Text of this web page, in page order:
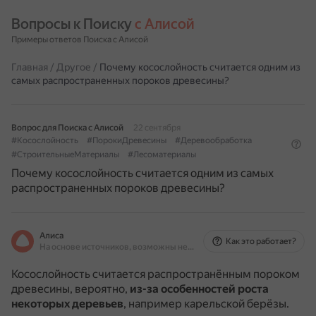
Вопросы к Поиску с Алисой
Примеры ответов Поиска с Алисой
Главная / Другое / Почему косослойность считается одним из
самых распространенных пороков древесины?
Вопрос для Поиска с Алисой
22 сентября
#Косослойность
#ПорокиДревесины
#Деревообработка
#СтроительныеМатериалы
#Лесоматериалы
Почему косослойность считается одним из самых
распространенных пороков древесины?
Алиса
На основе источников, возможны неточности
Как это работает?
Косослойность считается распространённым пороком
древесины, вероятно, из-за особенностей роста
некоторых деревьев, например карельской берёзы.